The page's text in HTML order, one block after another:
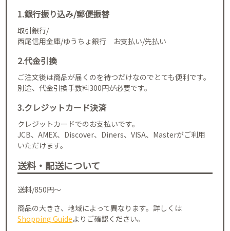
1.銀行振り込み/郵便振替
取引銀行/
西尾信用金庫/ゆうちょ銀行 お支払い/先払い
2.代金引換
ご注文後は商品が届くのを待つだけなのでとても便利です。
別途、代金引換手数料300円が必要です。
3.クレジットカード決済
クレジットカードでのお支払いです。
JCB、AMEX、Discover、Diners、VISA、Masterがご利用
いただけます。
送料・配送について
送料/850円～
商品の大きさ、地域によって異なります。詳しくは
Shopping Guideよりご確認ください。